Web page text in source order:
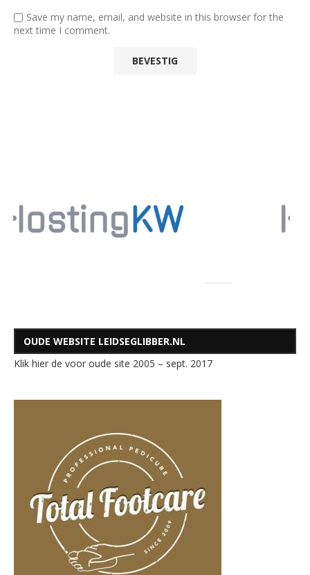
Save my name, email, and website in this browser for the
next time I comment.
OUDE WEBSITE LEIDSEGLIBBER.NL
Klik hier de voor oude site 2005 – sept. 2017